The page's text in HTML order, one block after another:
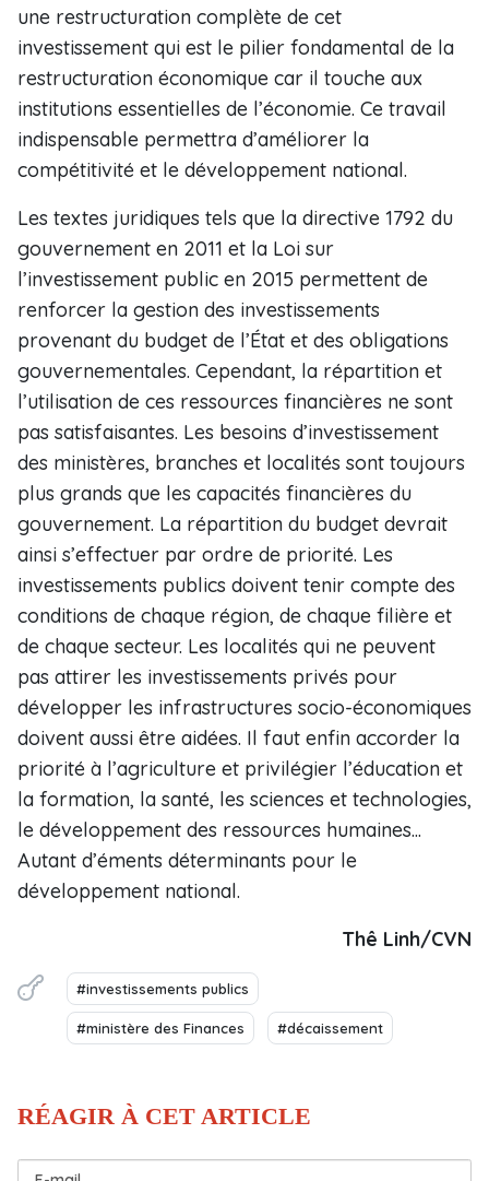
une restructuration complète de cet
investissement qui est le pilier fondamental de la
restructuration économique car il touche aux
institutions essentielles de l’économie. Ce travail
indispensable permettra d’améliorer la
compétitivité et le développement national.
Les textes juridiques tels que la directive 1792 du
gouvernement en 2011 et la Loi sur
l’investissement public en 2015 permettent de
renforcer la gestion des investissements
provenant du budget de l’État et des obligations
gouvernementales. Cependant, la répartition et
l’utilisation de ces ressources financières ne sont
pas satisfaisantes. Les besoins d’investissement
des ministères, branches et localités sont toujours
plus grands que les capacités financières du
gouvernement. La répartition du budget devrait
ainsi s’effectuer par ordre de priorité. Les
investissements publics doivent tenir compte des
conditions de chaque région, de chaque filière et
de chaque secteur. Les localités qui ne peuvent
pas attirer les investissements privés pour
développer les infrastructures socio-économiques
doivent aussi être aidées. Il faut enfin accorder la
priorité à l’agriculture et privilégier l’éducation et
la formation, la santé, les sciences et technologies,
le développement des ressources humaines...
Autant d’éments déterminants pour le
développement national.
Thê Linh/CVN
#investissements publics
#ministère des Finances #décaissement